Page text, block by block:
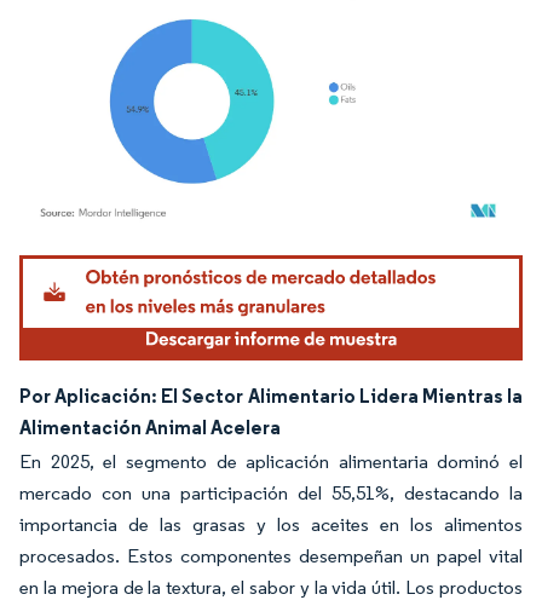
Imagen © Mordor Intelligence. El uso requiere atribución según CC BY 4.0.
Por Aplicación: El Sector Alimentario Lidera Mientras la
Alimentación Animal Acelera
En 2025, el segmento de aplicación alimentaria dominó el
mercado con una participación del 55,51%, destacando la
importancia de las grasas y los aceites en los alimentos
procesados. Estos componentes desempeñan un papel vital
en la mejora de la textura, el sabor y la vida útil. Los productos